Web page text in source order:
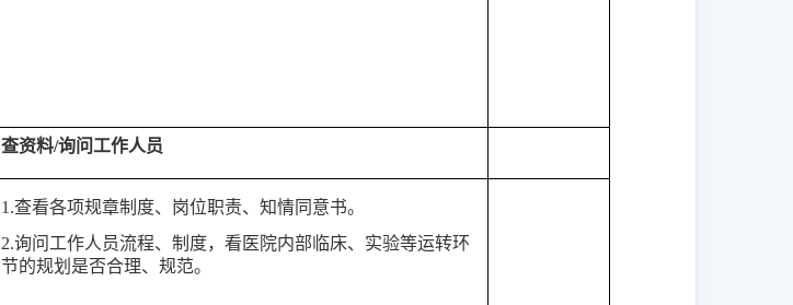
查资料/询问工作人员
1 .查看各项规章制度、岗位职责、知情同意书。
2.询问工作人员流程、制度，看医院内部临床、实验等运转环
节的规划是否合理、规范。